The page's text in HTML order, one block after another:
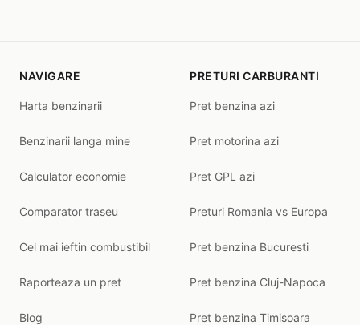
NAVIGARE
Harta benzinarii
Benzinarii langa mine
Calculator economie
Comparator traseu
Cel mai ieftin combustibil
Raporteaza un pret
Blog
PRETURI CARBURANTI
Pret benzina azi
Pret motorina azi
Pret GPL azi
Preturi Romania vs Europa
Pret benzina Bucuresti
Pret benzina Cluj-Napoca
Pret benzina Timisoara